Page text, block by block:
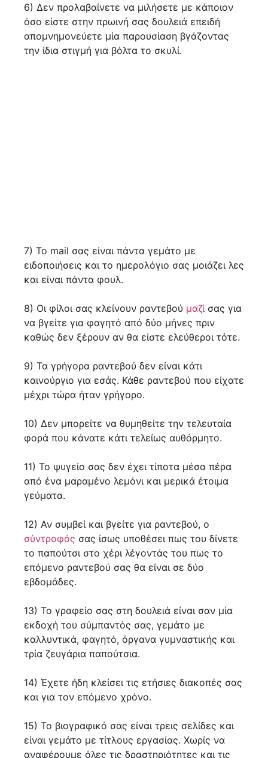
6) Δεν προλαβαίνετε να μιλήσετε με κάποιον
όσο είστε στην πρωινή σας δουλειά επειδή
απομνημονεύετε μία παρουσίαση βγάζοντας
την ίδια στιγμή για βόλτα το σκυλί.
7) Το mail σας είναι πάντα γεμάτο με
ειδοποιήσεις και το ημερολόγιο σας μοιάζει λες
και είναι πάντα φουλ.
8) Οι φίλοι σας κλείνουν ραντεβού μαζί σας για
να βγείτε για φαγητό από δύο μήνες πριν
καθώς δεν ξέρουν αν θα είστε ελεύθεροι τότε.
9) Τα γρήγορα ραντεβού δεν είναι κάτι
καινούργιο για εσάς. Κάθε ραντεβού που είχατε
μέχρι τώρα ήταν γρήγορο.
10) Δεν μπορείτε να θυμηθείτε την τελευταία
φορά που κάνατε κάτι τελείως αυθόρμητο.
11) Το ψυγείο σας δεν έχει τίποτα μέσα πέρα
από ένα μαραμένο λεμόνι και μερικά έτοιμα
γεύματα.
12) Αν συμβεί και βγείτε για ραντεβού, ο
σύντροφός σας ίσως υποθέσει πως του δίνετε
το παπούτσι στο χέρι λέγοντάς του πως το
επόμενο ραντεβού σας θα είναι σε δύο
εβδομάδες.
13) Το γραφείο σας στη δουλειά είναι σαν μία
εκδοχή του σύμπαντός σας, γεμάτο με
καλλυντικά, φαγητό, όργανα γυμναστικής και
τρία ζευγάρια παπούτσια.
14) Έχετε ήδη κλείσει τις ετήσιες διακοπές σας
και για τον επόμενο χρόνο.
15) Το βιογραφικό σας είναι τρεις σελίδες και
είναι γεμάτο με τίτλους εργασίας. Χωρίς να
αναφέρουμε όλες τις δραστηριότητες και τις